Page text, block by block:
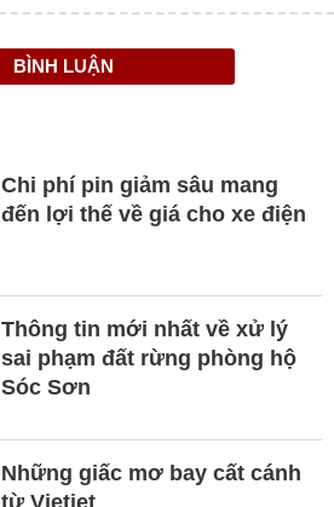
BÌNH LUẬN
Chi phí pin giảm sâu mang
đến lợi thế về giá cho xe điện
Thông tin mới nhất về xử lý
sai phạm đất rừng phòng hộ
Sóc Sơn
Những giấc mơ bay cất cánh
từ Vietjet